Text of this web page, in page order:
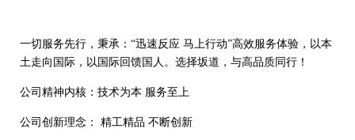
一切服务先行，秉承：“迅速反应 马上行动”高效服务体验，以本
土走向国际，以国际回馈国人。选择坂道，与高品质同行！
公司精神内核：技术为本 服务至上
公司创新理念： 精工精品 不断创新